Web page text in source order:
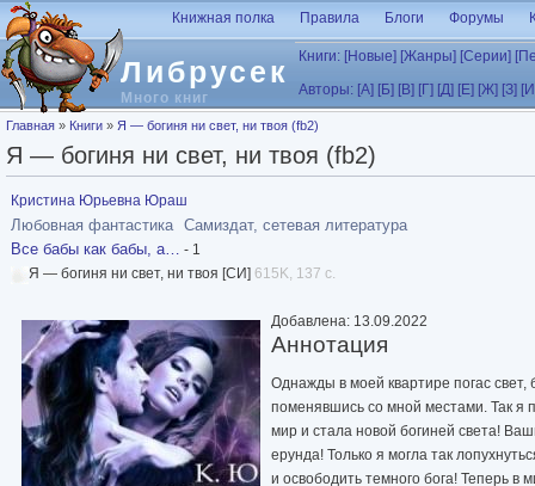
Перейти к основному содержанию
Либрусек
Много книг
Книжная полка Правила Блоги Форумы
Книги: [Новые] [Жанры] [Серии]
Авторы: [А] [Б] [В] [Г] [Д] [Е] [Ж] [З]
Вы здесь
Главная » Книги » Я — богиня ни свет, ни твоя (fb2)
Я — богиня ни свет, ни твоя (fb2)
Кристина Юрьевна Юраш
Любовная фантастика Самиздат, сетевая литература
Все бабы как бабы, а…
- 1
Я — богиня ни свет, ни твоя [СИ] 615K, 137 с.
Добавлена: 13.09.2022
Аннотация
Однажды в моей квартире погас
поменявшись со мной местами. Так
мир и стала новой богиней света!
ерунда! Только я могла так
и освободить темного бога! Теперь в